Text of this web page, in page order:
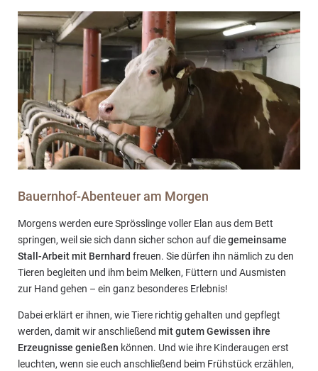
Bauernhof-Abenteuer am Morgen
Morgens werden eure Sprösslinge voller Elan aus dem Bett
springen, weil sie sich dann sicher schon auf diegemeinsame
Stall-Arbeit mit Bernhard freuen. Sie dürfen ihn nämlich zu den
Tieren begleiten und ihm beim Melken, Füttern und Ausmisten
zur Hand gehen – ein ganz besonderes Erlebnis!
Dabei erklärt er ihnen, wie Tiere richtig gehalten und gepflegt
werden, damit wir anschließend mit gutem Gewissen ihre
Erzeugnisse genießen können. Und wie ihre Kinderaugen erst
leuchten, wenn sie euch anschließend beim Frühstück erzählen,